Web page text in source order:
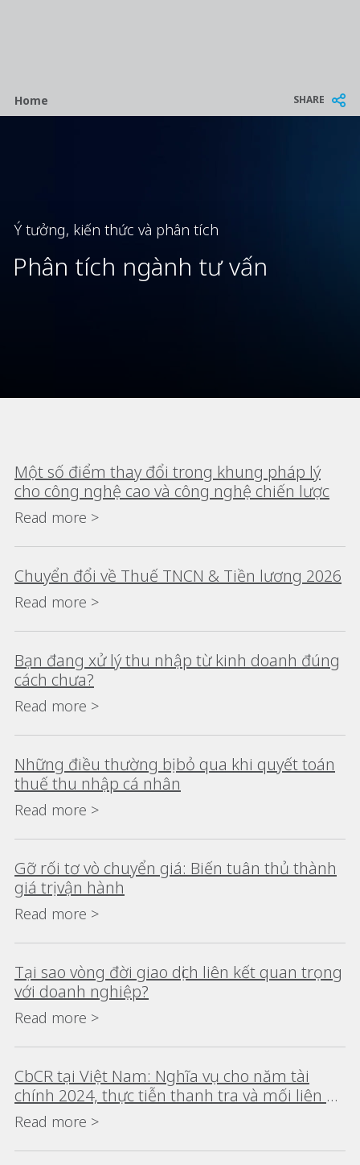
Breadcrumb
Home SHARE
Ý tưởng, kiến thức và phân tích
Phân tích ngành tư vấn
Một số điểm thay đổi trong khung pháp lý
cho công nghệ cao và công nghệ chiến lược
Read more >
Chuyển đổi về Thuế TNCN & Tiền lương 2026
Read more >
Bạn đang xử lý thu nhập từ kinh doanh đúng
cách chưa?
Read more >
Những điều thường bị bỏ qua khi quyết toán
thuế thu nhập cá nhân
Read more >
Gỡ rối tơ vò chuyển giá: Biến tuân thủ thành
giá trị vận hành
Read more >
Tại sao vòng đời giao dịch liên kết quan trọng
với doanh nghiệp?
Read more >
CbCR tại Việt Nam: Nghĩa vụ cho năm tài
chính 2024, thực tiễn thanh tra và mối liên hệ
với thuế tối thiểu toàn cầu
Read more >